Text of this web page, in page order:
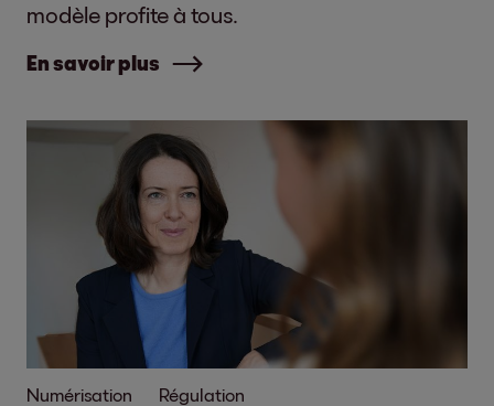
modèle profite à tous.
En savoir plus
Numérisation Régulation